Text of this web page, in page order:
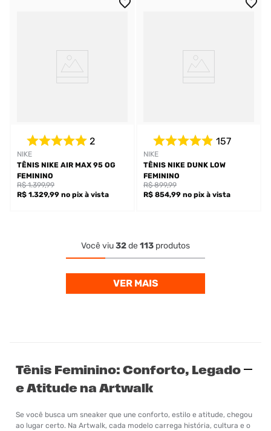
NIKE
2
TÊNIS NIKE AIR MAX 95 OG
FEMININO
R$ 1.329,99 no pix à vista
R$ 1.399,99
NIKE
157
TÊNIS NIKE DUNK LOW
FEMININO
R$ 854,99 no pix à vista
R$ 899,99
Você viu32de113 produtos
Tênis Feminino: Conforto, Legado
e Atitude na Artwalk
Se você busca um sneaker que une conforto, estilo e atitude, chegou
ao lugar certo. Na Artwalk, cada modelo carrega história, cultura e o